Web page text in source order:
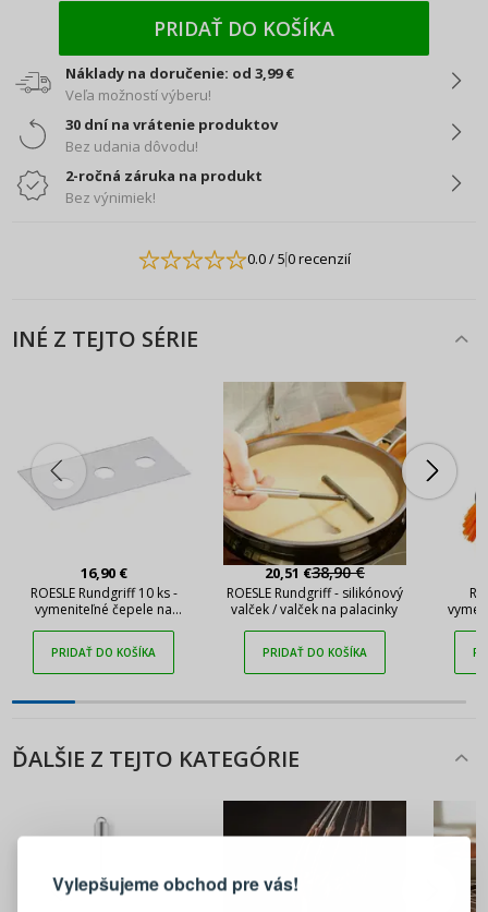
Vylepšujeme obchod pre vás!
PRIDAŤ DO KOŠÍKA
Náklady na doručenie: od 3,99 €
Veľa možností výberu!
30 dní na vrátenie produktov
Bez udania dôvodu!
2-ročná záruka na produkt
Bez výnimiek!
0.0/ 50 recenzií
INÉ Z TEJTO SÉRIE
16,90 €
ROESLE Rundgriff 10 ks -
vymeniteľné čepele na
PRIDAŤ DO KOŠÍKA
20,51 €38,90 €
ROESLE Rundgriff - silikónový
valček / valček na palacinky
PRIDAŤ DO KOŠÍKA
ĎALŠIE Z TEJTO KATEGÓRIE
PRIHLÁSENIE REGISTRÁCIA
Prihláste sa k svojmu účtu